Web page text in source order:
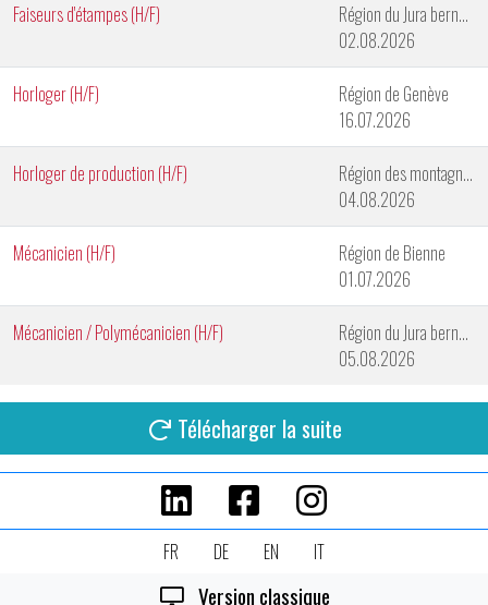
Faiseurs d'étampes (H/F)
Région du Jura bernois
02.08.2026
Horloger (H/F)
Région de Genève
16.07.2026
Horloger de production (H/F)
Région des montagnes neuchâteloises
04.08.2026
Mécanicien (H/F)
Région de Bienne
01.07.2026
Mécanicien / Polymécanicien (H/F)
Région du Jura bernois
05.08.2026
Télécharger la suite
FR DE EN IT
Version classique